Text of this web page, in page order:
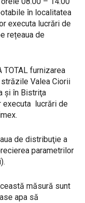
în localitatea
executa lucrări de
rețeaua de
TOTAL furnizarea
Valea Ciorii
şi în Bistriţa
executa lucrări de
de distribuţie a
parametrilor
măsură sunt
apa să